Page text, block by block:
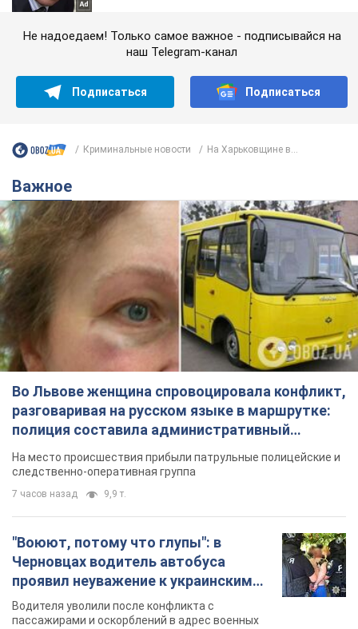
Не надоедаем! Только самое важное - подписывайся на
наш Telegram-канал
Подписаться Подписаться
Криминальные новости На Харьковщине в...
Важное
Во Львове женщина спровоцировала конфликт,
разговаривая на русском языке в маршрутке:
полиция составила административный
протокол. Видео
На место происшествия прибыли патрульные полицейские и
следственно-оперативная группа
7 часов назад 9,9 т.
"Воюют, потому что глупы": в
Черновцах водитель автобуса
проявил неуважение к украинским
военным и поплатился за это.
Видео
Водителя уволили после конфликта с
пассажирами и оскорблений в адрес военных